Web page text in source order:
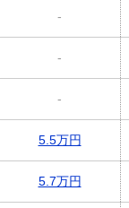
-
-
-
5.5万円
5.7万円